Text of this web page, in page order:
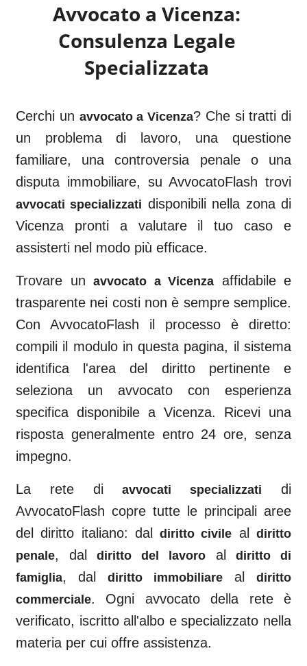
Avvocato a Vicenza:
Consulenza Legale
Specializzata
Cerchi un avvocato a Vicenza? Che si tratti di
un problema di lavoro, una questione
familiare, una controversia penale o una
disputa immobiliare, su AvvocatoFlash trovi
avvocati specializzati disponibili nella zona di
Vicenza pronti a valutare il tuo caso e
assisterti nel modo più efficace.
Trovare un avvocato a Vicenza affidabile e
trasparente nei costi non è sempre semplice.
Con AvvocatoFlash il processo è diretto:
compili il modulo in questa pagina, il sistema
identifica l'area del diritto pertinente e
seleziona un avvocato con esperienza
specifica disponibile a Vicenza. Ricevi una
risposta generalmente entro 24 ore, senza
impegno.
La rete diavvocati specializzati
di
AvvocatoFlash copre tutte le principali aree
del diritto italiano: daldiritto civile al
diritto
penale, dal diritto del lavoroal
diritto di
famiglia, dal diritto immobiliare al
diritto
commerciale. Ogni avvocato della rete è
verificato, iscritto all'albo e specializzato nella
materia per cui offre assistenza.